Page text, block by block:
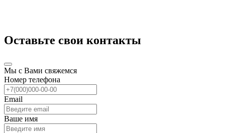
Оставьте свои контакты
Мы с Вами свяжемся
Номер телефона
Email
Ваше имя